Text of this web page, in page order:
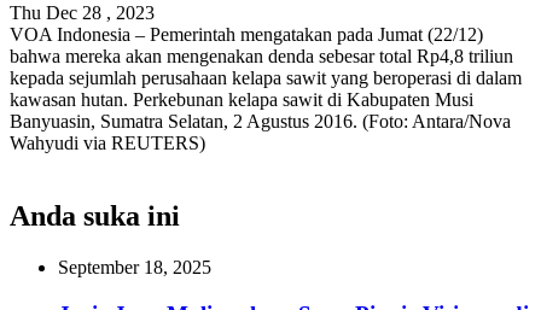
Thu Dec 28 , 2023
VOA Indonesia – Pemerintah mengatakan pada Jumat (22/12)
bahwa mereka akan mengenakan denda sebesar total Rp4,8 triliun
kepada sejumlah perusahaan kelapa sawit yang beroperasi di dalam
kawasan hutan. Perkebunan kelapa sawit di Kabupaten Musi
Banyuasin, Sumatra Selatan, 2 Agustus 2016. (Foto: Antara/Nova
Wahyudi via REUTERS)
Anda suka ini
September 18, 2025